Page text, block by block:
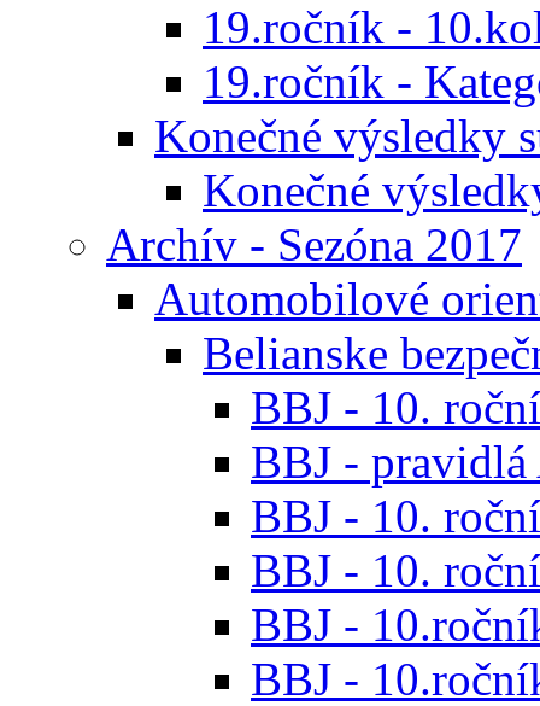
19.ročník -
19.ročník -
Konečné výsledky
Konečné
Archív - Sezóna 2017
Automobilové
Belianske
BBJ - 10.
BBJ - pravidlá
BBJ - 10.
BBJ - 10.
BBJ -
BBJ -